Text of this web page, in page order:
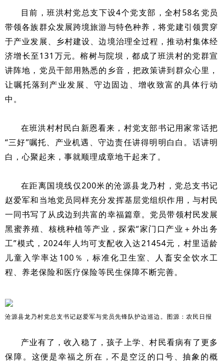
目前，班洪村党总支下设4个党支部，全村58名党员
带领各族群众发展跨境旅游与特色种养，将党建引领贯穿
于产业发展、乡村建设、边境治理全过程，推动村集体经
济增长至131万元。榕树与院坝，都成了班洪村的党群宣
讲阵地，党员干部用熟悉的乡音，把政策讲到群众心里，
让嘱托落到产业发展、守边固边、增收致富的具体行动
中。
在班洪村村民白新恩看来，村党支部书记用家常话把
“三好”嘱托、产业机遇、守边责任讲得明明白白。话讲明
白，心聚起来，事就顺理成章地干起来了。
在距离国境线仅200米的沧源县龙乃村，党总支书记
赵爱军和当地党员同样充分发挥基层党组织作用，与村民
一同书写了从戍边到共富的幸福篇章。党员带领村民发展
黑蜜养殖、核桃种植等产业，探索“家门口产业＋外出务
工”模式，2024年人均可支配收入达21454元，村里适龄
儿童入学率达100％，标准化卫生室、人畜安全饮水工
程、养老保险和医疗保险等民生保障不断完善。
沧源县龙乃村党总支书记赵爱军与党员先锋队护边巡边。图源：农民日报
产业有了，收入稳了，孩子上学、村民看病有了更多
保障。这便是幸福之所在，不是空泛的口号、抽象的概